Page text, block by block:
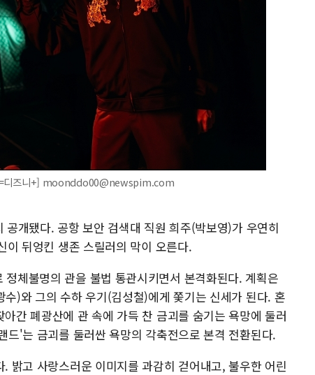
=디즈니+] moonddo00@newspim.com
개됐다. 공항 보안 검색대 직원 희주(박보영)가 우연히
이 뒤엉킨 생존 스릴러의 막이 오른다.
체불명의 관을 불법 통관시키면서 본격화된다. 계획은
)와 그의 수하 우기(김성철)에게 쫓기는 신세가 된다. 혼
간 폐광산에 관 속에 가득 찬 금괴를 숨기는 욕망에 둘러
'는 금괴를 둘러싼 욕망의 각축전으로 본격 전환된다.
밝고 사랑스러운 이미지를 과감히 걷어내고, 불우한 어린